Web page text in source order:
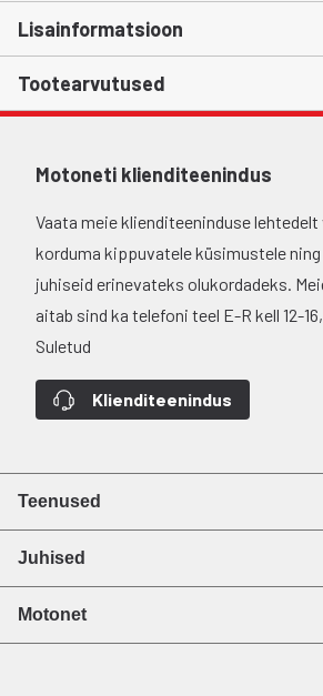
Lisainformatsioon
Tootearvutused
Motoneti klienditeenindus
Vaata meie klienditeeninduse
korduma kippuvatele küsimustele ning
juhiseid erinevateks olukordadeks.
aitab sind ka telefoni teel E-R kell 12-
Suletud
Klienditeenindus
Teenused
Juhised
Motonet